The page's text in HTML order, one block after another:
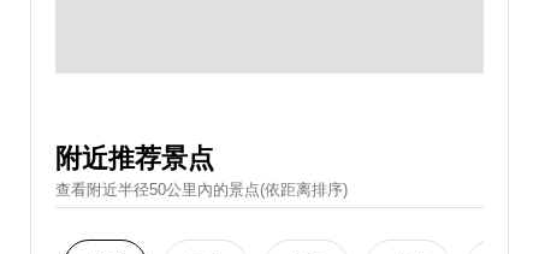
附近推荐景点
查看附近半径50公里內的景点(依距离排序)